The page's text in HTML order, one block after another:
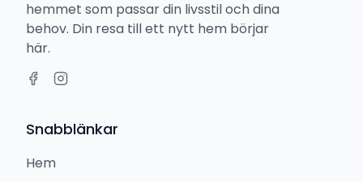
hemmet som passar din livsstil och dina
behov. Din resa till ett nytt hem börjar
här.
Snabblänkar
Hem